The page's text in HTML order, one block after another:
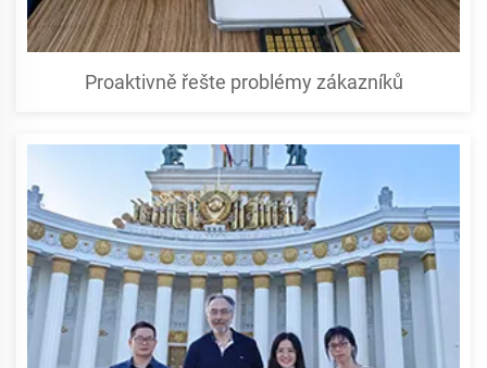
Proaktivně řešte problémy zákazníků